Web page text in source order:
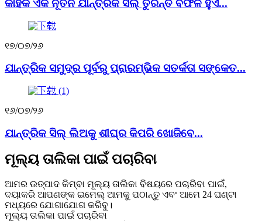
କାହିଁକି ଏକ ନୂତନ ଯାନ୍ତ୍ରିକ ସିଲ୍ ତୁରନ୍ତ ବିଫଳ ହୁଏ...
୧୭/୦୭/୨୬
ଯାନ୍ତ୍ରିକ ସମୁଦ୍ର ପୂର୍ବରୁ ପ୍ରାରମ୍ଭିକ ସତର୍କତା ସଙ୍କେତ...
୧୬/୦୭/୨୬
ଯାନ୍ତ୍ରିକ ସିଲ୍ ଲିଅକୁ ଶୀଘ୍ର କିପରି ଖୋଜିବେ...
ମୂଲ୍ୟ ତାଲିକା ପାଇଁ ପଚାରିବା
ଆମର ଉତ୍ପାଦ କିମ୍ବା ମୂଲ୍ୟ ତାଲିକା ବିଷୟରେ ପଚାରିବା ପାଇଁ,
ଦୟାକରି ଆପଣଙ୍କ ଇମେଲ୍ ଆମକୁ ପଠାନ୍ତୁ ଏବଂ ଆମେ 24 ଘଣ୍ଟା
ମଧ୍ୟରେ ଯୋଗାଯୋଗ କରିବୁ।
ମୂଲ୍ୟ ତାଲିକା ପାଇଁ ପଚାରିବା